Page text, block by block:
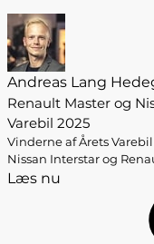
Andreas Lang
Renault Master og
Varebil 2025
Vinderne af Årets
Nissan Interstar og
Læs nu